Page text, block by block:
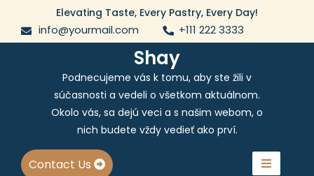
content
Elevating Taste, Every Pastry, Every Day!
info@yourmail.com +111 222 3333
Shay
Podnecujeme vás k tomu, aby ste žili v
súčasnosti a vedeli o všetkom aktuálnom.
Okolo vás, sa dejú veci a s našim webom, o
nich budete vždy vedieť ako prví.
Contact Us